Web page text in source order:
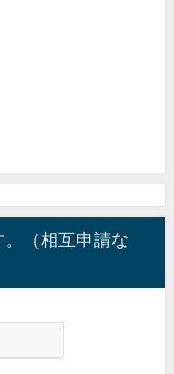
。（相互申請な